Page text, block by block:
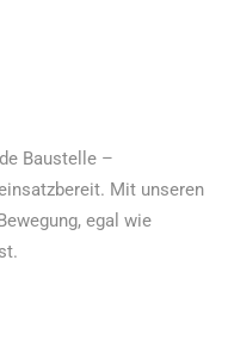
Baustelle –
Mit unseren
egal wie